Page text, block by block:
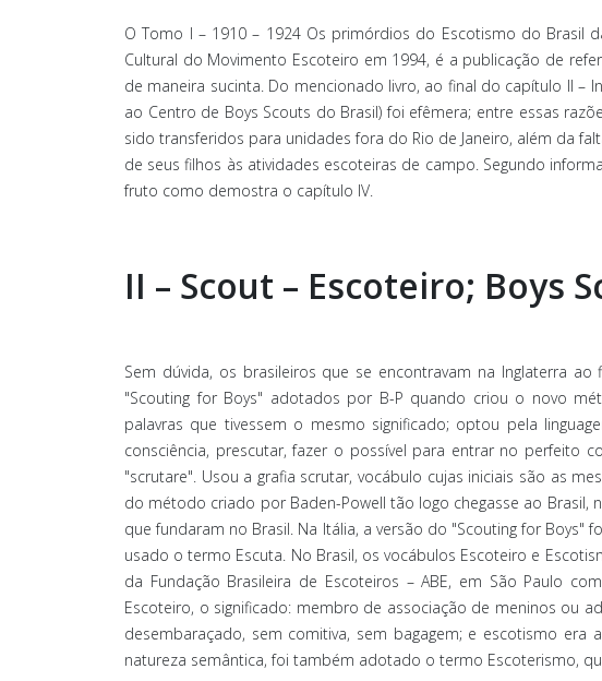
O Tomo I – 1910 – 1924 Os primórdios do Escotismo do Brasil
Cultural do Movimento Escoteiro em 1994, é a publicação de
de maneira sucinta. Do mencionado livro, ao final do capítulo II –
ao Centro de Boys Scouts do Brasil) foi efêmera; entre essas
sido transferidos para unidades fora do Rio de Janeiro, além da
de seus filhos às atividades escoteiras de campo. Segundo
fruto como demostra o capítulo IV.
II – Scout – Escoteiro; Boys
Sem dúvida, os brasileiros que se encontravam na Inglaterra
"Scouting for Boys" adotados por B-P quando criou o novo
palavras que tivessem o mesmo significado; optou pela
consciência, prescutar, fazer o possível para entrar no perfeito
"scrutare". Usou a grafia scrutar, vocábulo cujas iniciais são as
do método criado por Baden-Powell tão logo chegasse ao
que fundaram no Brasil. Na Itália, a versão do "Scouting for Boys"
usado o termo Escuta. No Brasil, os vocábulos Escoteiro e
da Fundação Brasileira de Escoteiros – ABE, em São Paulo
Escoteiro, o significado: membro de associação de meninos ou
desembaraçado, sem comitiva, sem bagagem; e escotismo
natureza semântica, foi também adotado o termo Escoterismo,